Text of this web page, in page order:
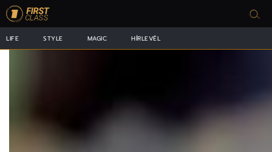
LIFE STYLE MAGIC HÍRLEVÉL